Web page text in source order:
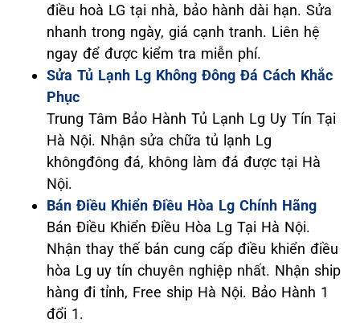
điều hoà LG tại nhà, bảo hành dài hạn. Sửa
nhanh trong ngày, giá cạnh tranh. Liên hệ
ngay để được kiểm tra miễn phí.
Sửa Tủ Lạnh Lg Không Đông Đá Cách Khắc
Phục
Trung Tâm Bảo Hành Tủ Lạnh Lg Uy Tín Tại
Hà Nội. Nhận sửa chữa tủ lạnh Lg
khôngđông đá, không làm đá được tại Hà
Nội.
Bán Điều Khiển Điều Hòa Lg Chính Hãng
Bán Điều Khiển Điều Hòa Lg Tại Hà Nội.
Nhận thay thế bán cung cấp điều khiển điều
hòa Lg uy tín chuyên nghiệp nhất. Nhận ship
hàng đi tỉnh, Free ship Hà Nội. Bảo Hành 1
đổi 1.